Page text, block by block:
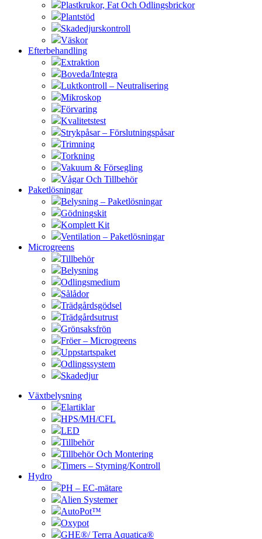
Plastkrukor, Fat Och Odlingsbrickor
Plantstöd
Skadedjurskontroll
Väskor
Efterbehandling
Extraktion
Boveda/Integra
Luktkontroll – Neutralisering
Mikroskop
Förvaring
Kvalitetstest
Strykpåsar – Förslutningspåsar
Trimning
Torkning
Vakuum & Försegling
Vågar Och Tillbehör
Paketlösningar
Belysning – Paketlösningar
Gödningskit
Komplett Kit
Ventilation – Paketlösningar
Microgreens
Tillbehör
Belysning
Odlingsmedium
Sålådor
Trädgårdsgödsel
Trädgårdsutrust
Grönsaksfrön
Fröer – Microgreens
Uppstartspaket
Odlingssystem
Skadedjur
Växtbelysning
Elartiklar
HPS/MH/CFL
LED
Tillbehör
Tillbehör Och Montering
Timers – Styrning/Kontroll
Hydro
PH – EC-mätare
Alien Systemer
AutoPot™
Oxypot
GHE®/ Terra Aquatica®